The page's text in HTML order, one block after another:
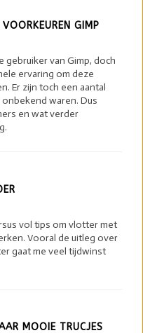
GIMP
gebruiker van Gimp, doch
ervaring om deze
Er zijn toch een aantal
waren. Dus
en wat verder
vol tips om vlotter met
Vooral de uitleg over
gaat me veel tijdwinst
MOOIE TRUCJES